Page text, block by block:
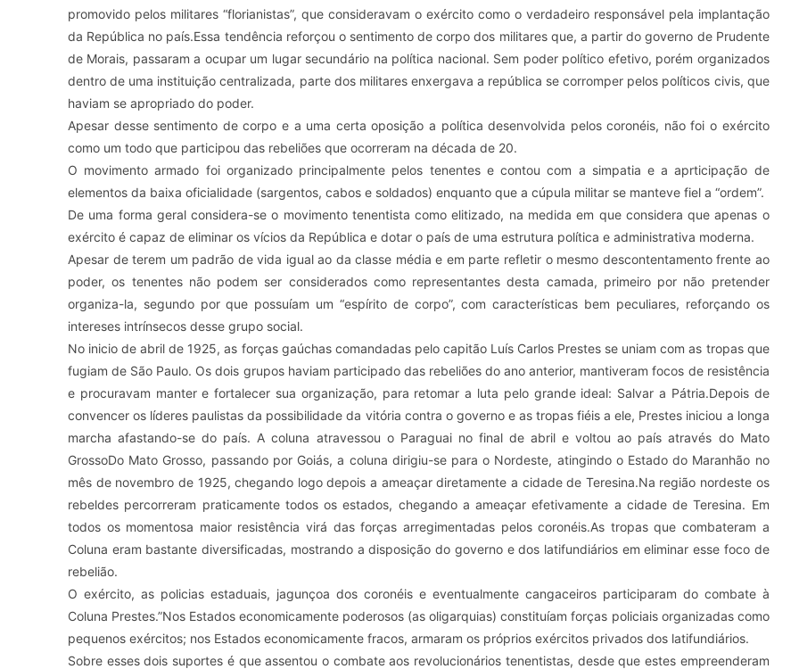
promovido pelos militares “florianistas”, que consideravam o exército como o verdadeiro responsável pela implantação
da República no país.Essa tendência reforçou o sentimento de corpo dos militares que, a partir do governo de Prudente
de Morais, passaram a ocupar um lugar secundário na política nacional. Sem poder político efetivo, porém organizados
dentro de uma instituição centralizada, parte dos militares enxergava a república se corromper pelos políticos civis, que
haviam se apropriado do poder.
Apesar desse sentimento de corpo e a uma certa oposição a política desenvolvida pelos coronéis, não foi o exército
como um todo que participou das rebeliões que ocorreram na década de 20.
O movimento armado foi organizado principalmente pelos tenentes e contou com a simpatia e a aprticipação de
elementos da baixa oficialidade (sargentos, cabos e soldados) enquanto que a cúpula militar se manteve fiel a “ordem”.
De uma forma geral considera-se o movimento tenentista como elitizado, na medida em que considera que apenas o
exército é capaz de eliminar os vícios da República e dotar o país de uma estrutura política e administrativa moderna.
Apesar de terem um padrão de vida igual ao da classe média e em parte refletir o mesmo descontentamento frente ao
poder, os tenentes não podem ser considerados como representantes desta camada, primeiro por não pretender
organiza-la, segundo por que possuíam um “espírito de corpo”, com características bem peculiares, reforçando os
intereses intrínsecos desse grupo social.
No inicio de abril de 1925, as forças gaúchas comandadas pelo capitão Luís Carlos Prestes se uniam com as tropas que
fugiam de São Paulo. Os dois grupos haviam participado das rebeliões do ano anterior, mantiveram focos de resistência
e procuravam manter e fortalecer sua organização, para retomar a luta pelo grande ideal: Salvar a Pátria.Depois de
convencer os líderes paulistas da possibilidade da vitória contra o governo e as tropas fiéis a ele, Prestes iniciou a longa
marcha afastando-se do país. A coluna atravessou o Paraguai no final de abril e voltou ao país através do Mato
GrossoDo Mato Grosso, passando por Goiás, a coluna dirigiu-se para o Nordeste, atingindo o Estado do Maranhão no
mês de novembro de 1925, chegando logo depois a ameaçar diretamente a cidade de Teresina.Na região nordeste os
rebeldes percorreram praticamente todos os estados, chegando a ameaçar efetivamente a cidade de Teresina. Em
todos os momentosa maior resistência virá das forças arregimentadas pelos coronéis.As tropas que combateram a
Coluna eram bastante diversificadas, mostrando a disposição do governo e dos latifundiários em eliminar esse foco de
rebelião.
O exército, as policias estaduais, jagunçoa dos coronéis e eventualmente cangaceiros participaram do combate à
Coluna Prestes.”Nos Estados economicamente poderosos (as oligarquias) constituíam forças policiais organizadas como
pequenos exércitos; nos Estados economicamente fracos, armaram os próprios exércitos privados dos latifundiários.
Sobre esses dois suportes é que assentou o combate aos revolucionários tenentistas, desde que estes empreenderam